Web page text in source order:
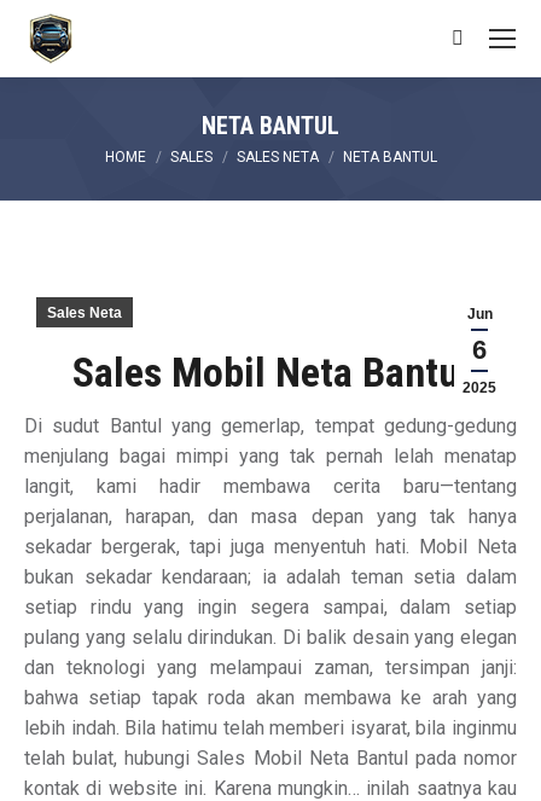
Search:
NETA BANTUL
You are here:
HOME SALES SALES NETA NETA BANTUL
Jun
6
2025
Sales Neta
Sales Mobil Neta Bantul
Di sudut Bantul yang gemerlap, tempat gedung-gedung
menjulang bagai mimpi yang tak pernah lelah menatap
langit, kami hadir membawa cerita baru—tentang
perjalanan, harapan, dan masa depan yang tak hanya
sekadar bergerak, tapi juga menyentuh hati. Mobil Neta
bukan sekadar kendaraan; ia adalah teman setia dalam
setiap rindu yang ingin segera sampai, dalam setiap
pulang yang selalu dirindukan. Di balik desain yang elegan
dan teknologi yang melampaui zaman, tersimpan janji:
bahwa setiap tapak roda akan membawa ke arah yang
lebih indah. Bila hatimu telah memberi isyarat, bila inginmu
telah bulat, hubungi Sales Mobil Neta Bantul pada nomor
kontak di website ini. Karena mungkin… inilah saatnya kau